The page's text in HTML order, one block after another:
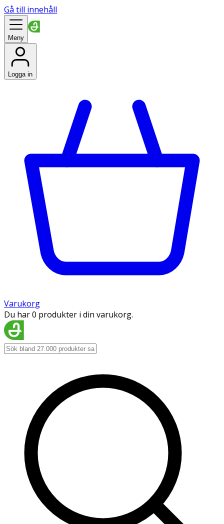
Gå till innehåll
Meny
Logga in
Varukorg
Du har 0 produkter i din varukorg.